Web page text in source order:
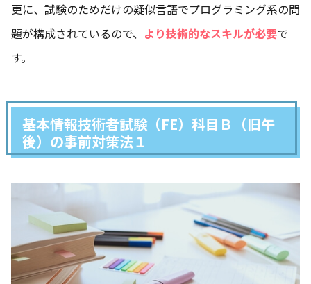
更に、試験のためだけの疑似言語でプログラミング系の問
題が構成されているので、 より技術的なスキルが必要で
す。
基本情報技術者試験（FE）科目Ｂ（旧午
後）の事前対策法１